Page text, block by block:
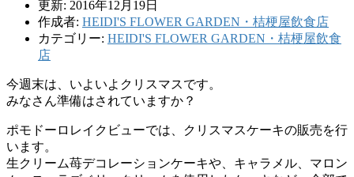
更新: 2016年12月19日
作成者: HEIDI'S FLOWER GARDEN・桔梗屋飲食店
カテゴリー: HEIDI'S FLOWER GARDEN・桔梗屋飲食
店
今週末は、いよいよクリスマスです。
みなさん準備はされていますか？
ポモドーロレイクビューでは、クリスマスケーキの販売を行
います。
生クリーム苺デコレーションケーキや、キャラメル、マロン